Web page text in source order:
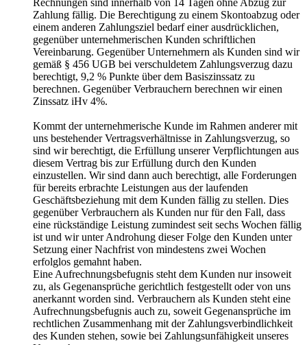
Rechnungen sind innerhalb von 14 Tagen ohne Abzug zur
Zahlung fällig. Die Berechtigung zu einem Skontoabzug oder
einem anderen Zahlungsziel bedarf einer ausdrücklichen,
gegenüber unternehmerischen Kunden schriftlichen
Vereinbarung. Gegenüber Unternehmern als Kunden sind wir
gemäß § 456 UGB bei verschuldetem Zahlungsverzug dazu
berechtigt, 9,2 % Punkte über dem Basiszinssatz zu
berechnen. Gegenüber Verbrauchern berechnen wir einen
Zinssatz iHv 4%.
Kommt der unternehmerische Kunde im Rahmen anderer mit
uns bestehender Vertragsverhältnisse in Zahlungsverzug, so
sind wir berechtigt, die Erfüllung unserer Verpflichtungen aus
diesem Vertrag bis zur Erfüllung durch den Kunden
einzustellen. Wir sind dann auch berechtigt, alle Forderungen
für bereits erbrachte Leistungen aus der laufenden
Geschäftsbeziehung mit dem Kunden fällig zu stellen. Dies
gegenüber Verbrauchern als Kunden nur für den Fall, dass
eine rückständige Leistung zumindest seit sechs Wochen fällig
ist und wir unter Androhung dieser Folge den Kunden unter
Setzung einer Nachfrist von mindestens zwei Wochen
erfolglos gemahnt haben.
Eine Aufrechnungsbefugnis steht dem Kunden nur insoweit
zu, als Gegenansprüche gerichtlich festgestellt oder von uns
anerkannt worden sind. Verbrauchern als Kunden steht eine
Aufrechnungsbefugnis auch zu, soweit Gegenansprüche im
rechtlichen Zusammenhang mit der Zahlungsverbindlichkeit
des Kunden stehen, sowie bei Zahlungsunfähigkeit unseres